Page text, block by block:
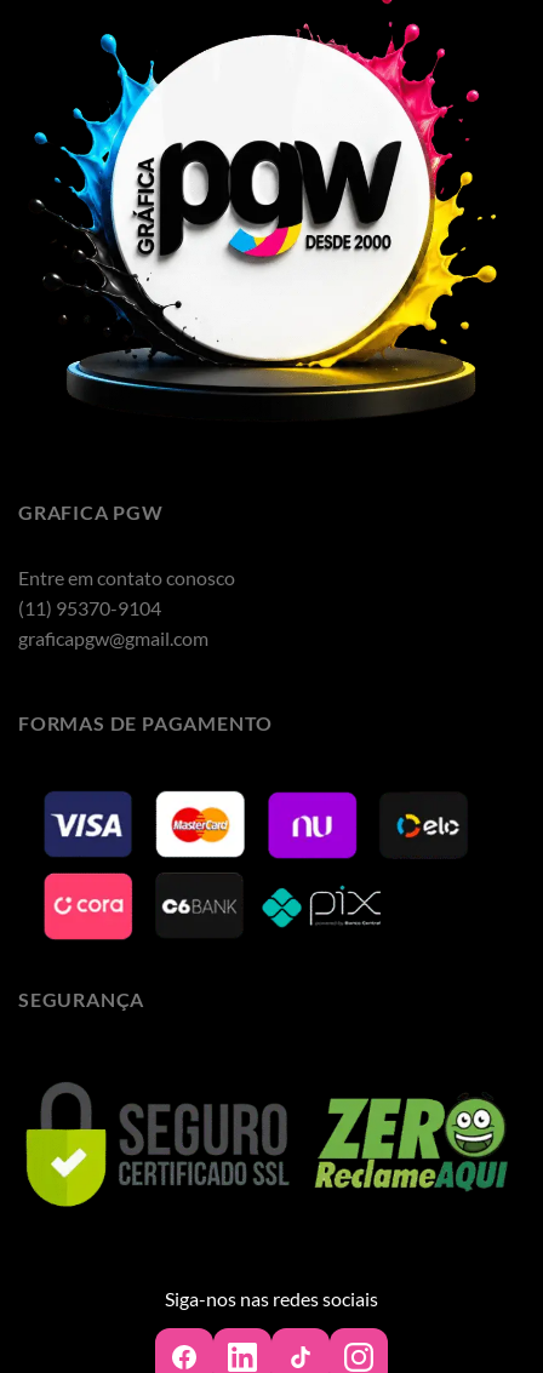
GRAFICA PGW
Entre em contato conosco
(11) 95370-9104
graficapgw@gmail.com
FORMAS DE PAGAMENTO
SEGURANÇA
Siga-nos nas redes sociais